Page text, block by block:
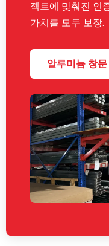
젝트에 맞춰진 인
가치를 모두 보장.
알루미늄 창